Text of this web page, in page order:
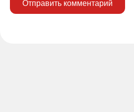
Отправить комментарий